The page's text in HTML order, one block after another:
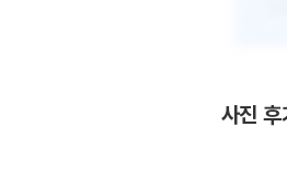
사진 후